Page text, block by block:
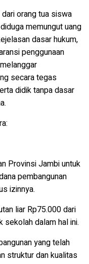
orang tua siswa
memungut uang
dasar hukum,
penggunaan
secara tegas
didik tanpa dasar
Provinsi Jambi untuk
pembangunan
izinnya.
liar Rp75.000 dari
sekolah dalam hal ini.
yang telah
struktur dan kualitas